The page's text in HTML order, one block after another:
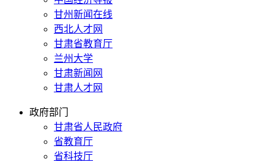
甘州新闻在线
西北人才网
甘肃省教育厅
兰州大学
甘肃新闻网
甘肃人才网
政府部门
甘肃省人民政府
省教育厅
省科技厅